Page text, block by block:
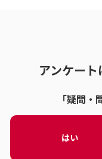
アンケー
「疑問・
はい